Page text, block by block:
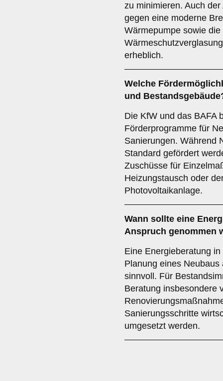
zu minimieren. Auch
gegen eine moderne
Wärmepumpe sowie
erheblich.
Welche
und
Die KfW und das BAFA
Förderprogramme für
Sanierungen. Während
Standard gefördert
Zuschüsse für
Heizungstausch oder
Photovoltaikanlage.
Wann sollte eine
Anspruch genommen
Eine Energieberatung
Planung eines
sinnvoll. Für
Beratung insbesondere
Sanierungsschritte
umgesetzt werden.